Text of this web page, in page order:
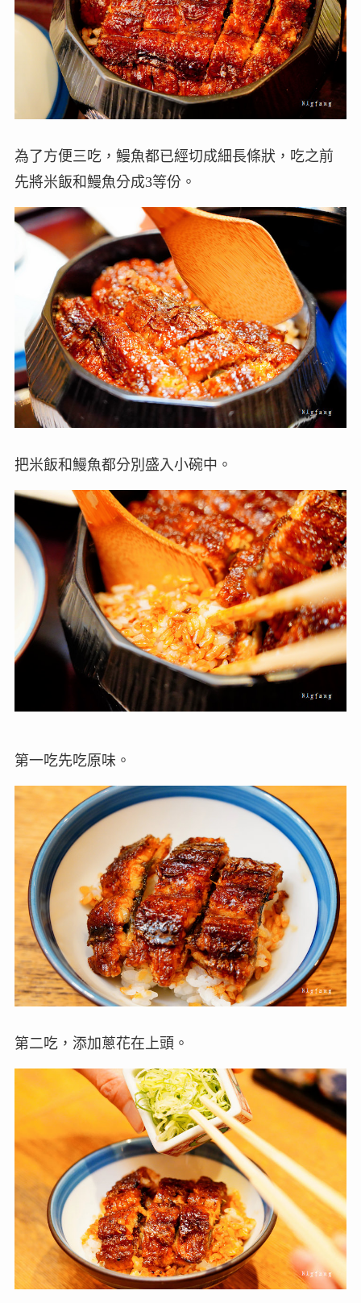
為了方便三吃，鰻魚都已經切成細長條狀，吃之前
先將米飯和鰻魚分成3等份。
把米飯和鰻魚都分別盛入小碗中。
第一吃先吃原味。
第二吃，添加蔥花在上頭。